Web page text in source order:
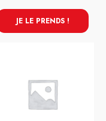
JE LE PRENDS !